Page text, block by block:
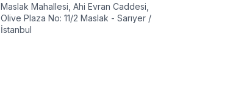
Maslak Mahallesi, Ahi Evran Caddesi,
Olive Plaza No: 11/2 Maslak - Sarıyer /
İstanbul